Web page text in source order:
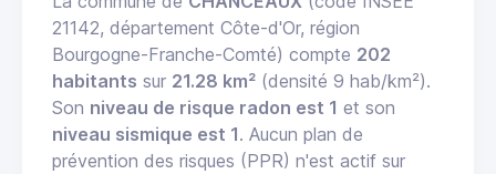
21142, département Côte-d'Or, région
Bourgogne-Franche-Comté) compte 202
habitants sur 21.28 km² (densité 9 hab/km²).
Son niveau de risque radon est 1 et son
niveau sismique est 1. Aucun plan de
prévention des risques (PPR) n'est actif sur